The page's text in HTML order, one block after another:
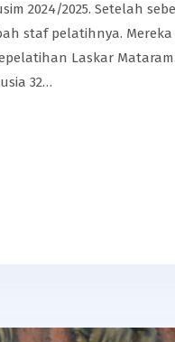
2024/2025. Setelah
staf pelatihnya.
Laskar
32…